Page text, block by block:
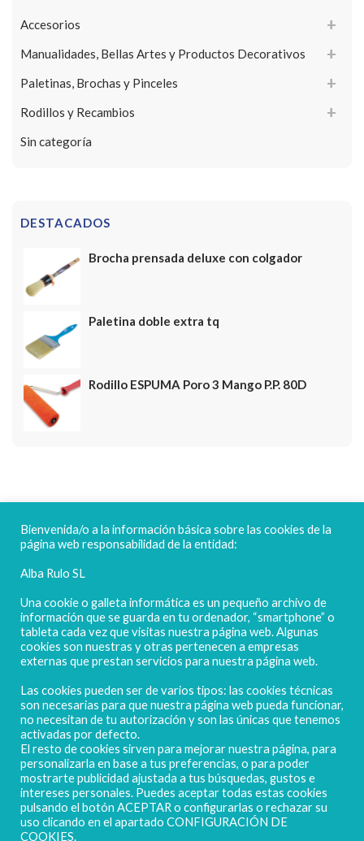
Accesorios
Manualidades, Bellas Artes y Productos Decorativos
Paletinas, Brochas y Pinceles
Rodillos y Recambios
Sin categoría
DESTACADOS
Brocha prensada deluxe con colgador
Paletina doble extra tq
Rodillo ESPUMA Poro 3 Mango P.P. 80D
FELICES FIESTAS
POLIGONO CAMPORROSO P-D, Nº4
02520 - CHINCHILLA DE MONTEARAGÓN
(ALBACETE) Spain
Tel. + 34 967 218 812 - info@abr.com.es
Bienvenida/o a la información básica sobre las cookies de la
página web responsabilidad de la entidad:
Alba Rulo SL
Una cookie o galleta informática es un pequeño archivo de
información que se guarda en tu ordenador, “smartphone” o
tableta cada vez que visitas nuestra página web. Algunas
cookies son nuestras y otras pertenecen a empresas
externas que prestan servicios para nuestra página web.
Las cookies pueden ser de varios tipos: las cookies técnicas
son necesarias para que nuestra página web pueda funcionar,
no necesitan de tu autorización y son las únicas que tenemos
activadas por defecto.
El resto de cookies sirven para mejorar nuestra página, para
personalizarla en base a tus preferencias, o para poder
mostrarte publicidad ajustada a tus búsquedas, gustos e
intereses personales. Puedes aceptar todas estas cookies
pulsando el botón ACEPTAR o configurarlas o rechazar su
uso clicando en el apartado CONFIGURACIÓN DE
COOKIES.